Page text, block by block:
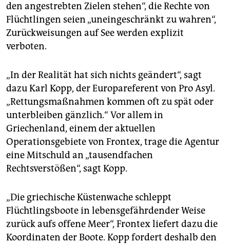
den angestrebten Zielen stehen“, die Rechte von
Flüchtlingen seien „uneingeschränkt zu wahren“,
Zurückweisungen auf See werden explizit
verboten.
„In der Realität hat sich nichts geändert“, sagt
dazu Karl Kopp, der Europareferent von Pro Asyl.
„Rettungsmaßnahmen kommen oft zu spät oder
unterbleiben gänzlich.“ Vor allem in
Griechenland, einem der aktuellen
Operationsgebiete von Frontex, trage die Agentur
eine Mitschuld an „tausendfachen
Rechtsverstößen“, sagt Kopp.
„Die griechische Küstenwache schleppt
Flüchtlingsboote in lebensgefährdender Weise
zurück aufs offene Meer“, Frontex liefert dazu die
Koordinaten der Boote. Kopp fordert deshalb den